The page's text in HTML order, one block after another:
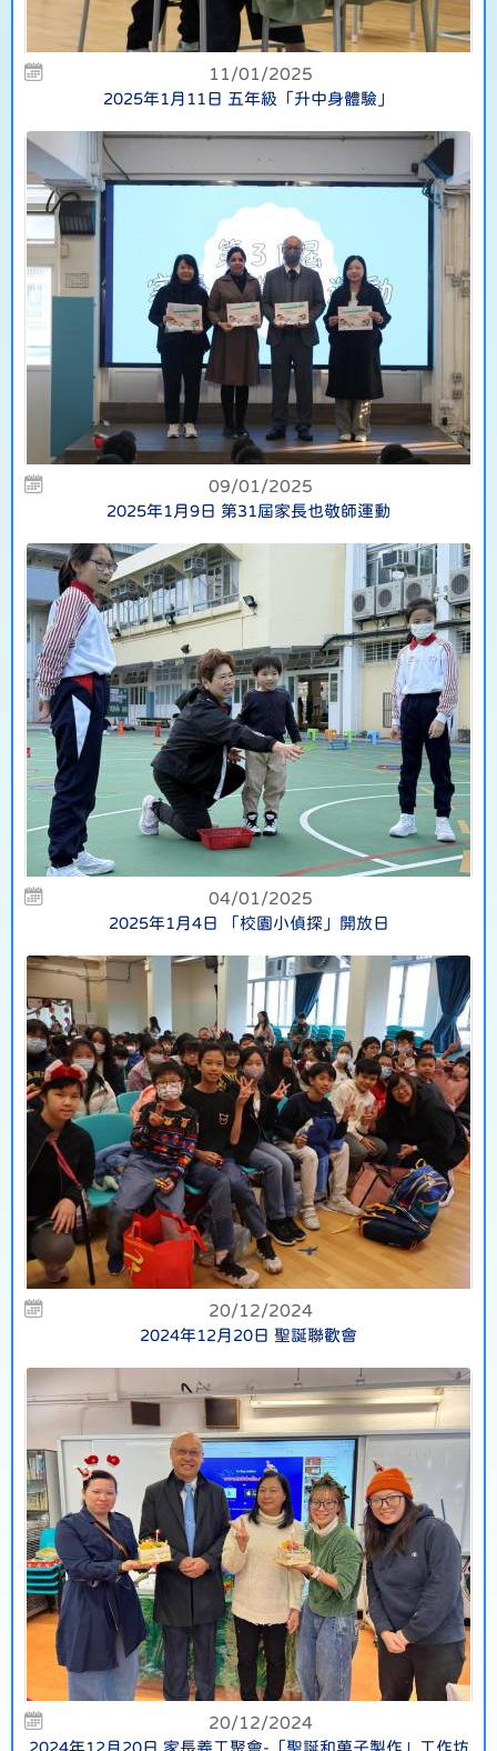
11/01/2025
2025年1月11日 五年級「升中身體驗」
09/01/2025
2025年1月9日 第31屆家長也敬師運動
04/01/2025
2025年1月4日 「校園小偵探」開放日
20/12/2024
2024年12月20日 聖誕聯歡會
20/12/2024
2024年12月20日 家長義工聚會-「聖誕和菓子製作」工作坊